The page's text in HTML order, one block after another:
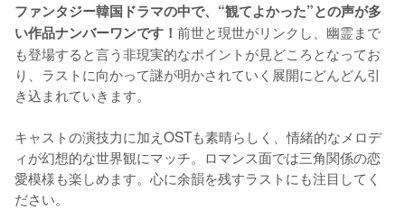
ファンタジー韓国ドラマの中で、“観てよかった”との声が多
い作品ナンバーワンです！ 前世と現世がリンクし、幽霊まで
も登場すると言う非現実的なポイントが見どころとなってお
り、ラストに向かって謎が明かされていく展開にどんどん引
き込まれていきます。
キャストの演技力に加えOSTも素晴らしく、情緒的なメロデ
ィが幻想的な世界観にマッチ。ロマンス面では三角関係の恋
愛模様も楽しめます。心に余韻を残すラストにも注目してく
ださい。